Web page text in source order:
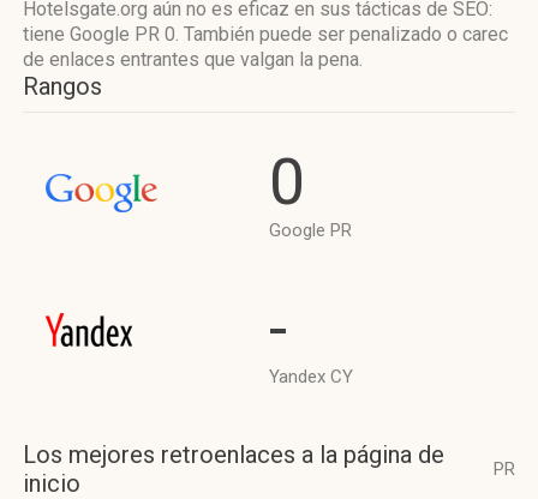
Hotelsgate.org aún no es eficaz en sus tácticas de SEO:
tiene Google PR 0. También puede ser penalizado o carec
de enlaces entrantes que valgan la pena.
Rangos
0
Google PR
-
Yandex CY
Los mejores retroenlaces a la página de
inicio
PR